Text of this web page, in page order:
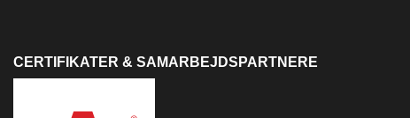
CERTIFIKATER & SAMARBEJDSPARTNERE